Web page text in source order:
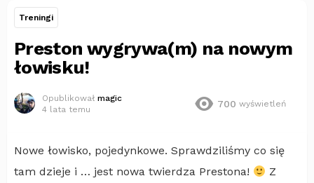
Treningi
Preston wygrywa(m) na nowym
łowisku!
Opublikował magic
4 lata temu
700 wyświetleń
Nowe łowisko, pojedynkowe. Sprawdziliśmy co się
tam dzieje i … jest nowa twierdza Prestona!
Z